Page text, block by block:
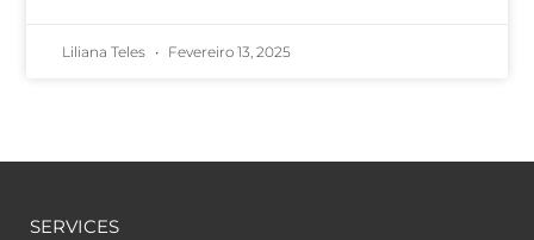
Liliana Teles Fevereiro 13, 2025
SERVICES